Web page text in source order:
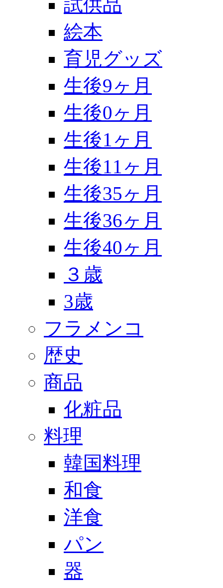
試供品
絵本
育児グッズ
生後9ヶ月
生後0ヶ月
生後1ヶ月
生後11ヶ月
生後35ヶ月
生後36ヶ月
生後40ヶ月
３歳
3歳
フラメンコ
歴史
商品
化粧品
料理
韓国料理
和食
洋食
パン
器